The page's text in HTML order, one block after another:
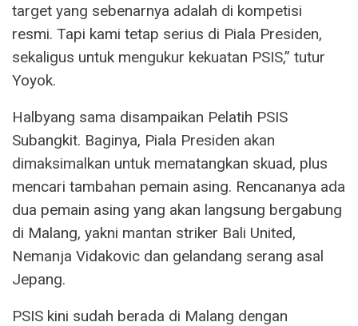
target yang sebenarnya adalah di kompetisi
resmi. Tapi kami tetap serius di Piala Presiden,
sekaligus untuk mengukur kekuatan PSIS,” tutur
Yoyok.
Halbyang sama disampaikan Pelatih PSIS
Subangkit. Baginya, Piala Presiden akan
dimaksimalkan untuk mematangkan skuad, plus
mencari tambahan pemain asing. Rencananya ada
dua pemain asing yang akan langsung bergabung
di Malang, yakni mantan striker Bali United,
Nemanja Vidakovic dan gelandang serang asal
Jepang.
PSIS kini sudah berada di Malang dengan